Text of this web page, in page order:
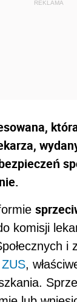
komisji
i
ZUS,